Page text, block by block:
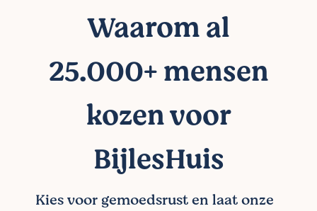
Waarom al
25.000+ mensen
kozen voor
BijlesHuis
Kies voor gemoedsrust en laat onze